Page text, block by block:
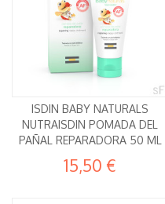
ISDIN BABY NATURALS
NUTRAISDIN POMADA DEL
PAÑAL REPARADORA 50 ML
15,50 €